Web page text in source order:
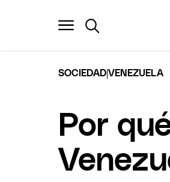
SOCIEDAD|VENEZUELA
Por